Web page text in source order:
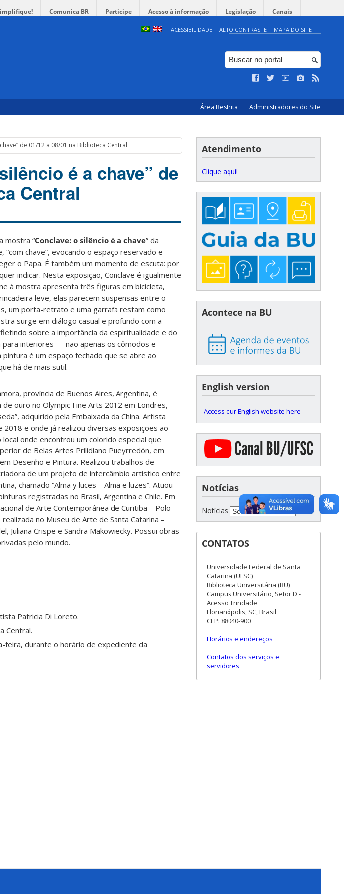
Comunica BR Participe Acesso à informação Legislação Canais
ACESSIBILIDADE ALTO CONTRASTE MAPA DO SITE
Área Restrita Administradores do Site
de 01/12 a 08/01 na Biblioteca Central
é a chave” de
Central
mostra “Conclave: o silêncio é a chave” da
“com chave”, evocando o espaço reservado e
o Papa. É também um momento de escuta: por
indicar. Nesta exposição, Conclave é igualmente
à mostra apresenta três figuras em bicicleta,
leve, elas parecem suspensas entre o
um porta-retrato e uma garrafa restam como
surge em diálogo casual e profundo com a
sobre a importância da espiritualidade e do
para interiores — não apenas os cômodos e
é um espaço fechado que se abre ao
há de mais sutil.
província de Buenos Aires, Argentina, é
ouro no Olympic Fine Arts 2012 em Londres,
adquirido pela Embaixada da China. Artista
e onde já realizou diversas exposições ao
onde encontrou um colorido especial que
de Belas Artes Prilidiano Pueyrredón, em
Desenho e Pintura. Realizou trabalhos de
de um projeto de intercâmbio artístico entre
chamado “Alma y luces – Alma e luzes”. Atuou
registradas no Brasil, Argentina e Chile. Em
de Arte Contemporânea de Curitiba – Polo
no Museu de Arte de Santa Catarina –
Juliana Crispe e Sandra Makowiecky. Possui obras
pelo mundo.
Patricia Di Loreto.
Central.
durante o horário de expediente da
Atendimento
Clique aqui!
Acontece na BU
English version
Access our English website here
Notícias
Notícias
CONTATOS
Universidade Federal de Santa
Catarina (UFSC)
Biblioteca Universitária (BU)
Campus Universitário, Setor D -
Acesso Trindade
Florianópolis, SC, Brasil
CEP: 88040-900
Horários e endereços
Contatos dos serviços e
servidores